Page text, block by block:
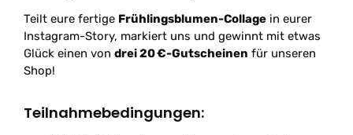
Teilt eure fertige Frühlingsblumen-Collage in eurer
Instagram-Story, markiert uns und gewinnt mit etwas
Glück einen von drei 20 €-Gutscheinen für unseren
Shop!
Teilnahmebedingungen: